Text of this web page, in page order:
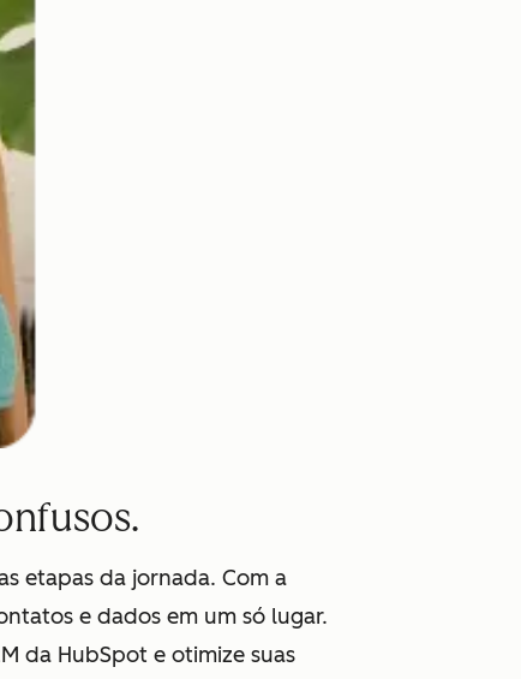
etapas da jornada. Com a
e dados em um só lugar.
da HubSpot e otimize suas